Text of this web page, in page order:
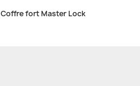
Coffre fort Master Lock